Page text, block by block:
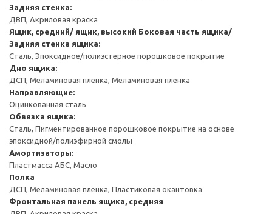
Задняя стенка:
ДВП, Акриловая краска
Ящик, средний/ ящик, высокий Боковая часть ящика/
Задняя стенка ящика:
Сталь, Эпоксидное/полиэстерное порошковое покрытие
Дно ящика:
ДСП, Меламиновая пленка, Меламиновая пленка
Направляющие:
Оцинкованная сталь
Обвязка ящика:
Сталь, Пигментированное порошковое покрытие на основе
эпоксидной/полиэфирной смолы
Амортизаторы:
Пластмасса АБС, Масло
Полка
ДСП, Меламиновая пленка, Пластиковая окантовка
Фронтальная панель ящика, средняя